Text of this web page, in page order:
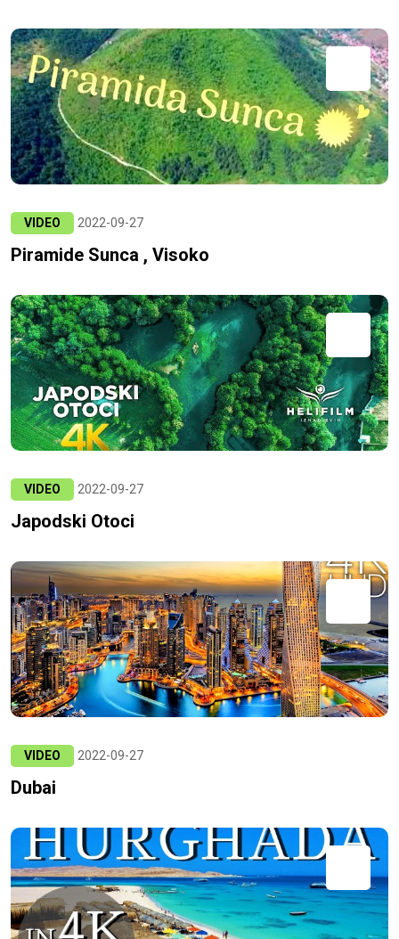
VIDEO 2022-09-27
Piramide Sunca , Visoko
VIDEO 2022-09-27
Japodski Otoci
VIDEO 2022-09-27
Dubai